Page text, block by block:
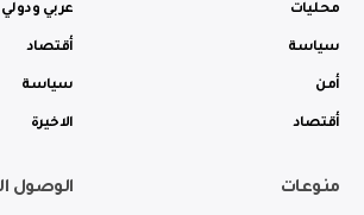
محليات
سياسة
أمن
أقتصاد
عربي ودولي
أقتصاد
سياسة
الاخيرة
منوعات الوصول